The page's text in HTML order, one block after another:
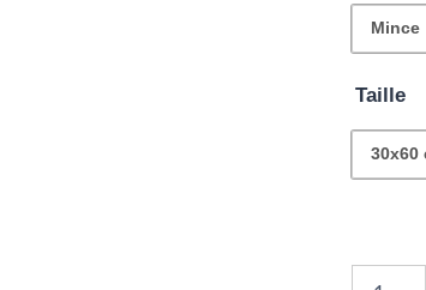
Mince
Taille
30x60